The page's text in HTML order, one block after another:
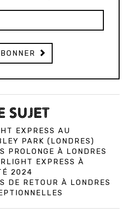
SUJET
EXPRESS AU
PARK (LONDRES)
PROLONGE À LONDRES
EXPRESS À
2024
DE RETOUR À LONDRES